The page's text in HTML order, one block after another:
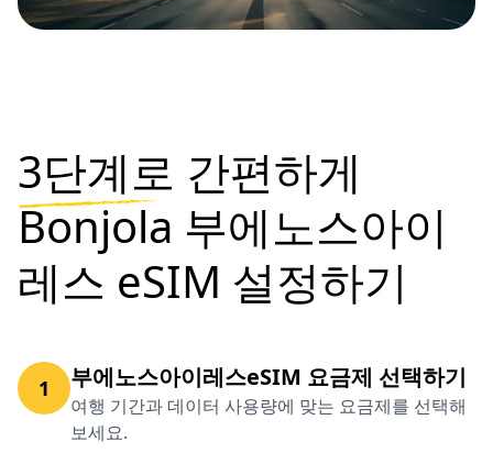
3단계로 간편하게
Bonjola 부에노스아이
레스 eSIM 설정하기
1 부에노스아이레스eSIM 요금제 선택하기
여행 기간과 데이터 사용량에 맞는 요금제를 선택해
보세요.